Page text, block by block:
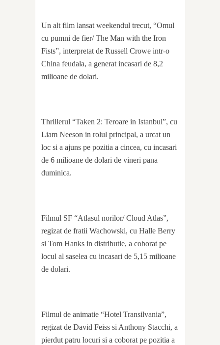
Un alt film lansat weekendul trecut, “Omul
cu pumni de fier/ The Man with the Iron
Fists”, interpretat de Russell Crowe intr-o
China feudala, a generat incasari de 8,2
milioane de dolari.
Thrillerul “Taken 2: Teroare in Istanbul”, cu
Liam Neeson in rolul principal, a urcat un
loc si a ajuns pe pozitia a cincea, cu incasari
de 6 milioane de dolari de vineri pana
duminica.
Filmul SF “Atlasul norilor/ Cloud Atlas”,
regizat de fratii Wachowski, cu Halle Berry
si Tom Hanks in distributie, a coborat pe
locul al saselea cu incasari de 5,15 milioane
de dolari.
Filmul de animatie “Hotel Transilvania”,
regizat de David Feiss si Anthony Stacchi, a
pierdut patru locuri si a coborat pe pozitia a